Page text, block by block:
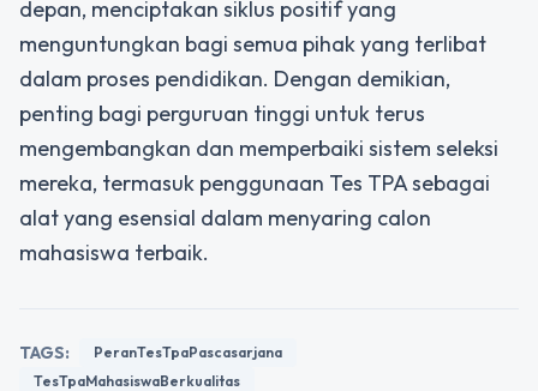
depan, menciptakan siklus positif yang
menguntungkan bagi semua pihak yang terlibat
dalam proses pendidikan. Dengan demikian,
penting bagi perguruan tinggi untuk terus
mengembangkan dan memperbaiki sistem seleksi
mereka, termasuk penggunaan Tes TPA sebagai
alat yang esensial dalam menyaring calon
mahasiswa terbaik.
TAGS:
PeranTesTpaPascasarjana
TesTpaMahasiswaBerkualitas